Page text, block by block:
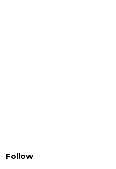
· Follow